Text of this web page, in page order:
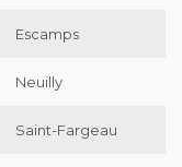
Escamps
Neuilly
Saint-Fargeau